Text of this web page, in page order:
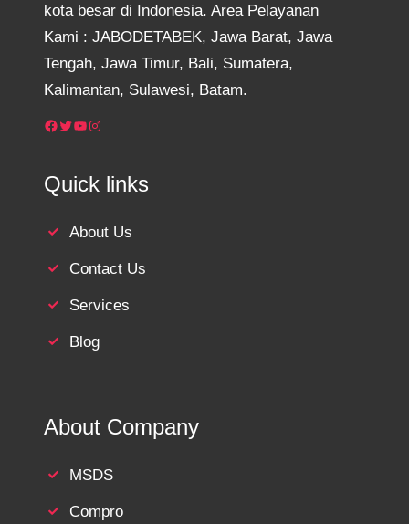
kota besar di Indonesia. Area Pelayanan
Kami : JABODETABEK, Jawa Barat, Jawa
Tengah, Jawa Timur, Bali, Sumatera,
Kalimantan, Sulawesi, Batam.
Facebook Twitter YouTube Instagram
Quick links
About Us
Contact Us
Services
Blog
About Company
MSDS
Compro